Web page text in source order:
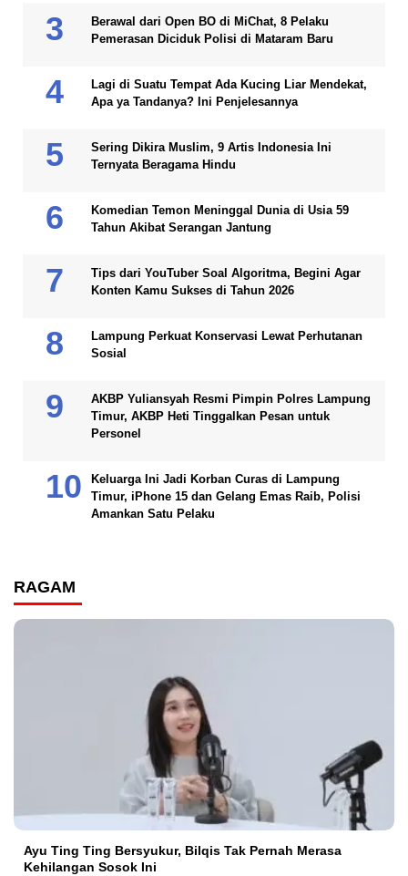
Berawal dari Open BO di MiChat, 8 Pelaku
Pemerasan Diciduk Polisi di Mataram Baru
Lagi di Suatu Tempat Ada Kucing Liar Mendekat,
Apa ya Tandanya? Ini Penjelesannya
Sering Dikira Muslim, 9 Artis Indonesia Ini
Ternyata Beragama Hindu
Komedian Temon Meninggal Dunia di Usia 59
Tahun Akibat Serangan Jantung
Tips dari YouTuber Soal Algoritma, Begini Agar
Konten Kamu Sukses di Tahun 2026
Lampung Perkuat Konservasi Lewat Perhutanan
Sosial
AKBP Yuliansyah Resmi Pimpin Polres Lampung
Timur, AKBP Heti Tinggalkan Pesan untuk
Personel
Keluarga Ini Jadi Korban Curas di Lampung
Timur, iPhone 15 dan Gelang Emas Raib, Polisi
Amankan Satu Pelaku
RAGAM
Ayu Ting Ting Bersyukur, Bilqis Tak Pernah Merasa
Kehilangan Sosok Ini